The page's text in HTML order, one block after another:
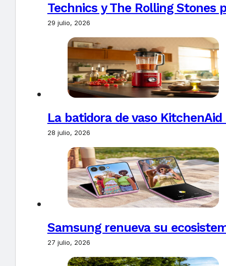
Technics y The Rolling Stones
29 julio, 2026
La batidora de vaso
28 julio, 2026
Samsung renueva su
27 julio, 2026